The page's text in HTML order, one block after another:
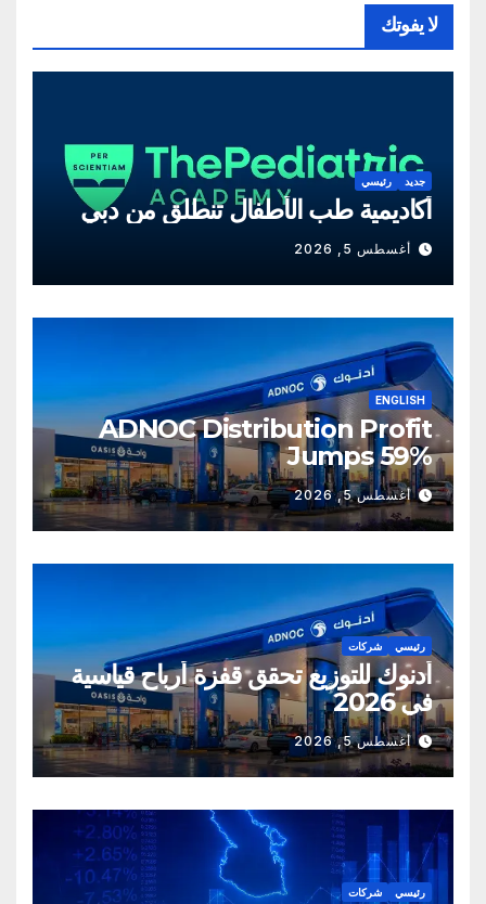
لا يفوتك
جديد رئيسي
أكاديمية طب الأطفال تنطلق من دبي
أغسطس 5, 2026
ENGLISH
ADNOC Distribution Profit
Jumps 59%
أغسطس 5, 2026
رئيسي شركات
أدنوك للتوزيع تحقق قفزة أرباح قياسية
في 2026
أغسطس 5, 2026
رئيسي شركات